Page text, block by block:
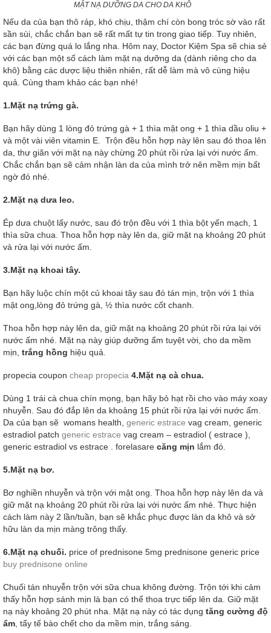
MẶT NẠ DƯỠNG DA CHO DA KHÔ
Nếu da của bạn thô ráp, khó chịu, thậm chí còn bong tróc sờ vào rất
sần sùi, chắc chắn bạn sẽ rất mất tự tin trong giao tiếp. Tuy nhiên,
các bạn đừng quá lo lắng nha. Hôm nay, Doctor Kiệm Spa sẽ chia sẻ
với các bạn một số cách làm mặt nạ dưỡng da (dành riêng cho da
khô) bằng các dược liệu thiên nhiên, rất dễ làm mà vô cùng hiệu
quả. Cùng tham khảo các bạn nhé!
1.Mặt nạ trứng gà.
Bạn hãy dùng 1 lòng đỏ trứng gà + 1 thìa mật ong + 1 thìa dầu oliu +
và một vài viên vitamin E. Trộn đều hỗn hợp này lên sau đó thoa lên
da, thư giãn với mặt nạ này chừng 20 phút rồi rửa lại với nước ấm.
Chắc chắn bạn sẽ cảm nhận làn da của mình trở nên mềm mịn bất
ngờ đó nhé.
2.Mặt nạ dưa leo.
Ép dưa chuột lấy nước, sau đó trộn đều với 1 thìa bột yến mạch, 1
thìa sữa chua. Thoa hỗn hợp này lên da, giữ mặt nạ khoảng 20 phút
và rửa lại với nước ấm.
3.Mặt nạ khoai tây.
Bạn hãy luộc chín một củ khoai tây sau đó tán mịn, trộn với 1 thìa
mật ong,lòng đỏ trứng gà, ½ thìa nước cốt chanh.
Thoa hỗn hợp này lên da, giữ mặt nạ khoảng 20 phút rồi rửa lại với
nước ấm nhé. Mặt nạ này giúp dưỡng ẩm tuyệt vời, cho da mềm
mịn, trắng hồng hiệu quả.
propecia coupon cheap propecia 4.Mặt nạ cà chua.
Dùng 1 trái cà chua chín mọng, bạn hãy bỏ hạt rồi cho vào máy xoay
nhuyễn. Sau đó đắp lên da khoảng 15 phút rồi rửa lại với nước ấm.
Da của bạn sẽ womans health, generic estrace vag cream, generic
estradiol patch generic estrace vag cream – estradiol ( estrace ),
generic estradiol vs estrace . forelasare căng mịn lắm đó.
5.Mặt nạ bơ.
Bơ nghiền nhuyễn và trộn với mật ong. Thoa hỗn hợp này lên da và
giữ mặt nạ khoảng 20 phút rồi rửa lại với nước ấm nhé. Thực hiện
cách làm này 2 lần/tuần, bạn sẽ khắc phục được làn da khô và sở
hữu làn da mịn màng trông thấy.
6.Mặt nạ chuối. price of prednisone 5mg prednisone generic price
buy prednisone online
Chuối tán nhuyễn trộn với sữa chua không đường. Trộn tới khi cảm
thấy hỗn hợp sánh mịn là bạn có thể thoa trực tiếp lên da. Giữ mặt
nạ này khoảng 20 phút nha. Mặt nạ này có tác dụng tăng cường độ
ẩm , tẩy tế bào chết cho da mềm mịn, trắng sáng.